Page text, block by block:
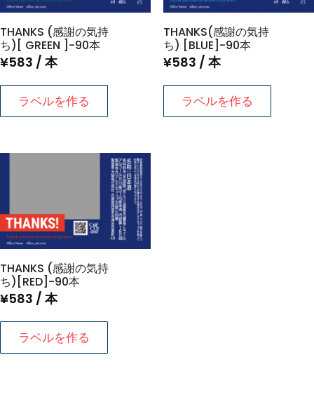
THANKS (感謝の気持
ち)[ GREEN ]-90本
¥583 / 本
ラベルを作る
THANKS(感謝の気持
ち) [BLUE]-90本
¥583 / 本
ラベルを作る
THANKS (感謝の気持
ち)[RED]-90本
¥583 / 本
ラベルを作る